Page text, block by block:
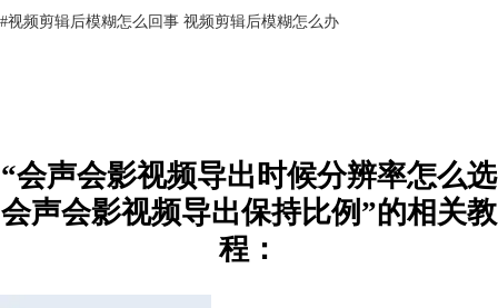
上分享，会声会影提供了1280X720、1280X1024等分辨率选项。
#视频剪辑后模糊怎么回事 视频剪辑后模糊怎么办
“会声会影视频导出时候分辨率怎么选
会声会影视频导出保持比例”的相关教
程：